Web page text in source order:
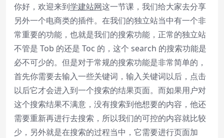
Mute
Current Time 0:00
/
Duration
0:00
Loaded:0%
Stream TypeLIVE
Seek to live, currently behind liveLIVE
Remaining Time-0:00
1x
Playback Rate
你好，欢迎来到学建站网这一节课，我们给大家去分享
另外一个电商类的插件。在我们的独立站当中有一个非
常重要的功能，也就是我们的搜索功能，正常的独立站
不管是 Tob 的还是 Toc 的，这个 search 的搜索功能是
必不可少的。但是对于常规的搜索功能是非常简单的，
首先你需要去输入一些关键词，输入关键词以后，点击
以后它才会进入到一个搜索的结果页面。而如果用户对
这个搜索结果不满意，没有搜索到他想要的内容，他还
需要重新再进行去搜索，所以我们的可控的内容就比较
少，另外就是在搜索的过程当中，它需要进行页面加